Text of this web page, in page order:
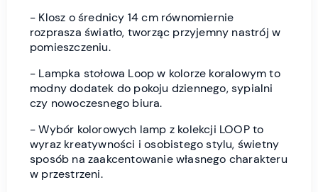
- Klosz o średnicy 14 cm równomiernie
rozprasza światło, tworząc przyjemny nastrój w
pomieszczeniu.
- Lampka stołowa Loop w kolorze koralowym to
modny dodatek do pokoju dziennego, sypialni
czy nowoczesnego biura.
- Wybór kolorowych lamp z kolekcji LOOP to
wyraz kreatywności i osobistego stylu, świetny
sposób na zaakcentowanie własnego charakteru
w przestrzeni.